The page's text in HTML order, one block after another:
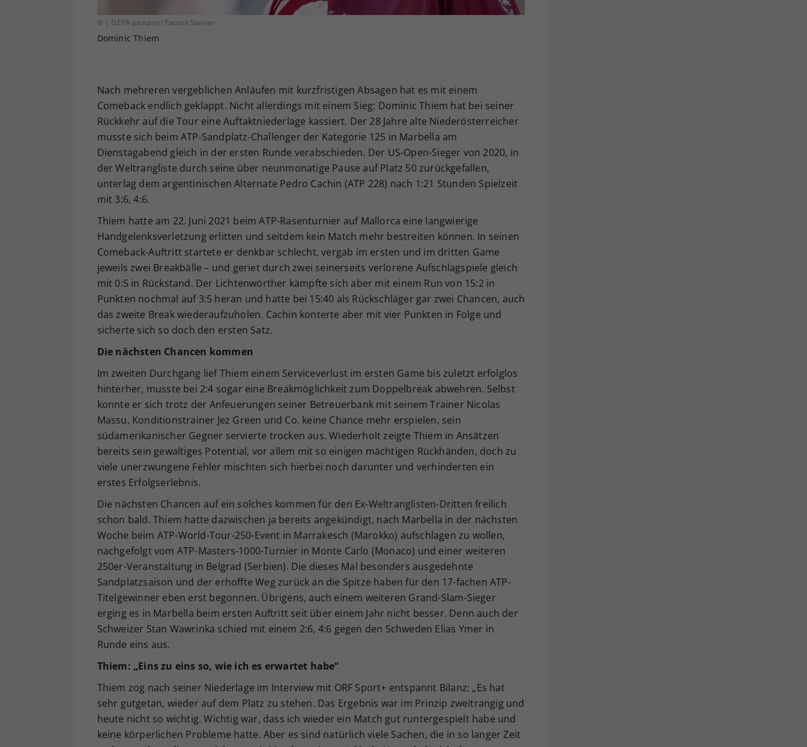
© | GEPA pictures/ Patrick Steiner
Dominic Thiem
Nach mehreren vergeblichen Anläufen mit kurzfristigen Absagen hat es mit einem
Comeback endlich geklappt. Nicht allerdings mit einem Sieg: Dominic Thiem hat bei seiner
Rückkehr auf die Tour eine Auftaktniederlage kassiert. Der 28 Jahre alte Niederösterreicher
musste sich beim ATP-Sandplatz-Challenger der Kategorie 125 in Marbella am
Dienstagabend gleich in der ersten Runde verabschieden. Der US-Open-Sieger von 2020, in
der Weltrangliste durch seine über neunmonatige Pause auf Platz 50 zurückgefallen,
unterlag dem argentinischen Alternate Pedro Cachin (ATP 228) nach 1:21 Stunden Spielzeit
mit 3:6, 4:6.
Thiem hatte am 22. Juni 2021 beim ATP-Rasenturnier auf Mallorca eine langwierige
Handgelenksverletzung erlitten und seitdem kein Match mehr bestreiten können. In seinen
Comeback-Auftritt startete er denkbar schlecht, vergab im ersten und im dritten Game
jeweils zwei Breakbälle – und geriet durch zwei seinerseits verlorene Aufschlagspiele gleich
mit 0:5 in Rückstand. Der Lichtenwörther kämpfte sich aber mit einem Run von 15:2 in
Punkten nochmal auf 3:5 heran und hatte bei 15:40 als Rückschläger gar zwei Chancen, auch
das zweite Break wiederaufzuholen. Cachin konterte aber mit vier Punkten in Folge und
sicherte sich so doch den ersten Satz.
Die nächsten Chancen kommen
Im zweiten Durchgang lief Thiem einem Serviceverlust im ersten Game bis zuletzt erfolglos
hinterher, musste bei 2:4 sogar eine Breakmöglichkeit zum Doppelbreak abwehren. Selbst
konnte er sich trotz der Anfeuerungen seiner Betreuerbank mit seinem Trainer Nicolas
Massu, Konditionstrainer Jez Green und Co. keine Chance mehr erspielen, sein
südamerikanischer Gegner servierte trocken aus. Wiederholt zeigte Thiem in Ansätzen
bereits sein gewaltiges Potential, vor allem mit so einigen mächtigen Rückhänden, doch zu
viele unerzwungene Fehler mischten sich hierbei noch darunter und verhinderten ein
erstes Erfolgserlebnis.
Die nächsten Chancen auf ein solches kommen für den Ex-Weltranglisten-Dritten freilich
schon bald. Thiem hatte dazwischen ja bereits angekündigt, nach Marbella in der nächsten
Woche beim ATP-World-Tour-250-Event in Marrakesch (Marokko) aufschlagen zu wollen,
nachgefolgt vom ATP-Masters-1000-Turnier in Monte Carlo (Monaco) und einer weiteren
250er-Veranstaltung in Belgrad (Serbien). Die dieses Mal besonders ausgedehnte
Sandplatzsaison und der erhoffte Weg zurück an die Spitze haben für den 17-fachen ATP-
Titelgewinner eben erst begonnen. Übrigens, auch einem weiteren Grand-Slam-Sieger
erging es in Marbella beim ersten Auftritt seit über einem Jahr nicht besser. Denn auch der
Schweizer Stan Wawrinka schied mit einem 2:6, 4:6 gegen den Schweden Elias Ymer in
Runde eins aus.
Thiem: „Eins zu eins so, wie ich es erwartet habe“
Thiem zog nach seiner Niederlage im Interview mit ORF Sport+ entspannt Bilanz: „Es hat
sehr gutgetan, wieder auf dem Platz zu stehen. Das Ergebnis war im Prinzip zweitrangig und
heute nicht so wichtig. Wichtig war, dass ich wieder ein Match gut runtergespielt habe und
keine körperlichen Probleme hatte. Aber es sind natürlich viele Sachen, die in so langer Zeit
Ihrer vorgenommen Einstellungen, falls der